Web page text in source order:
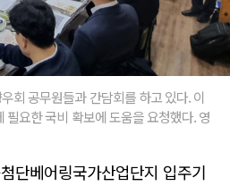
회 공무원들과 간담회를 하고 있다. 이
필요한 국비 확보에 도움을 요청했다. 영
단베어링국가산업단지 입주기